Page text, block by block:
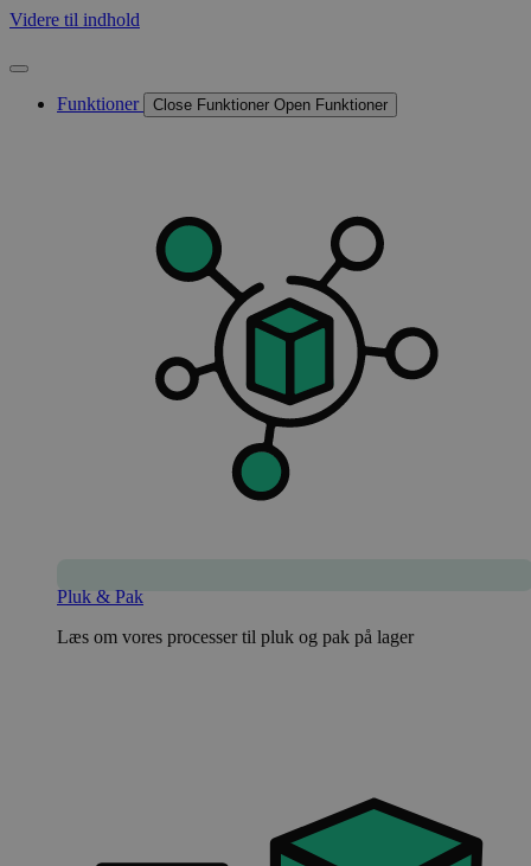
Videre til indhold
Funktioner Close Funktioner Open Funktioner
Pluk & Pak
Læs om vores processer til pluk og pak på lager